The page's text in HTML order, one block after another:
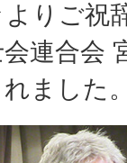
りご祝
連合会
ました